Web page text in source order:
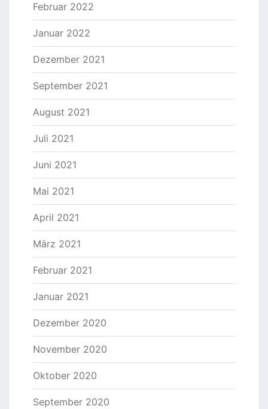
Februar 2022
Januar 2022
Dezember 2021
September 2021
August 2021
Juli 2021
Juni 2021
Mai 2021
April 2021
März 2021
Februar 2021
Januar 2021
Dezember 2020
November 2020
Oktober 2020
September 2020